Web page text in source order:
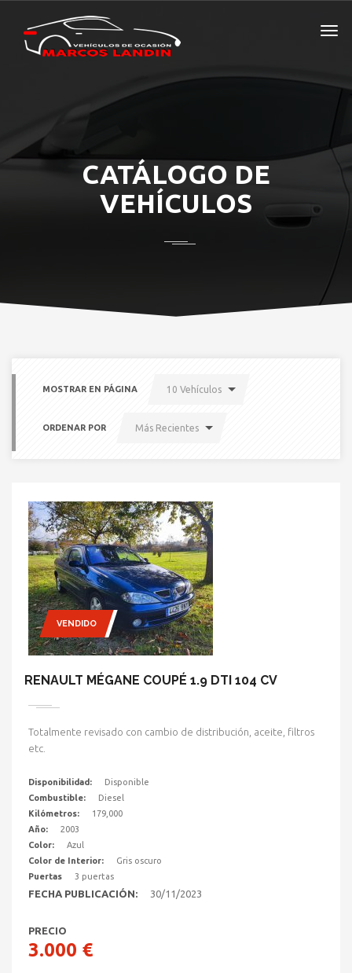
CATÁLOGO DE
VEHÍCULOS
MOSTRAR EN PÁGINA 10 Vehículos
ORDENAR POR Más Recientes
VENDIDO
RENAULT MÉGANE COUPÉ 1.9 DTI 104 CV
Totalmente revisado con cambio de distribución, aceite, filtros
etc.
Disponibilidad:
Disponible
Combustible:
Diesel
Kilómetros:
179,000
Año:
2003
Color:
Azul
Color de Interior:
Gris oscuro
Puertas
3 puertas
FECHA PUBLICACIÓN: 30/11/2023
PRECIO
3.000 €